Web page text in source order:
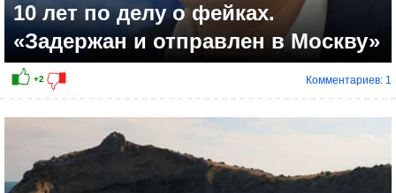
10 лет по делу о фейках.
«Задержан и отправлен в Москву»
Комментариев: 1